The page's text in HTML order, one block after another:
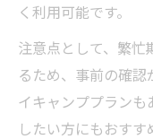
く利用可能です。
注意点として、繁忙
るため、事前の確
イキャンププラン
したい方にもおす